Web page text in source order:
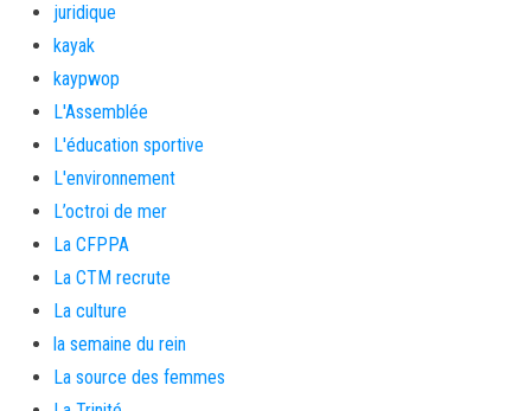
juridique
kayak
kaypwop
L'Assemblée
L'éducation sportive
L'environnement
L’octroi de mer
La CFPPA
La CTM recrute
La culture
la semaine du rein
La source des femmes